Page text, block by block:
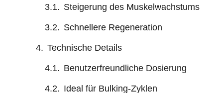
Steigerung des Muskelwachstums
Schnellere Regeneration
Technische Details
Benutzerfreundliche Dosierung
Ideal für Bulking-Zyklen